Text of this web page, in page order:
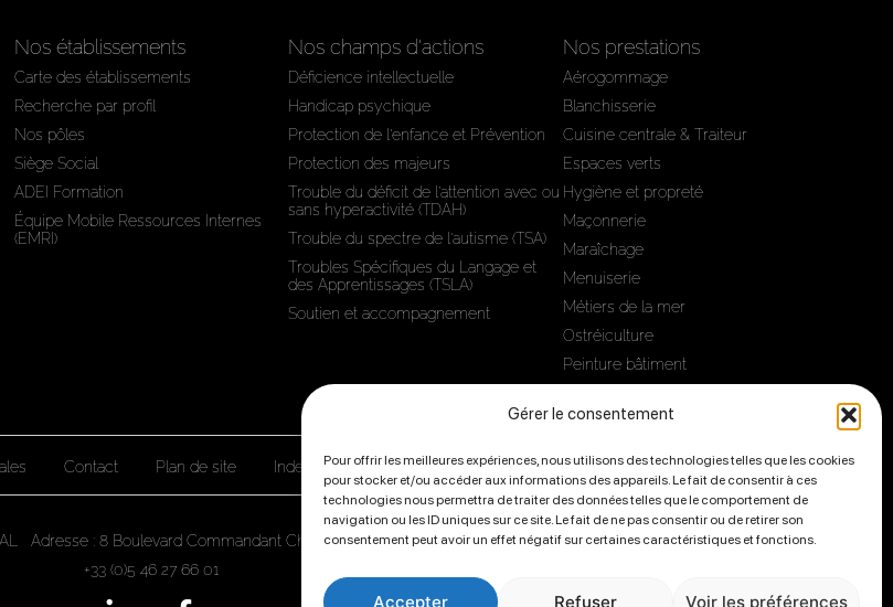
Gérer le consentement
Pour offrir les meilleures expériences, nous utilisons des technologies telles que les cookies
pour stocker et/ou accéder aux informations des appareils. Le fait de consentir à ces
technologies nous permettra de traiter des données telles que le comportement de
navigation ou les ID uniques sur ce site. Le fait de ne pas consentir ou de retirer son
consentement peut avoir un effet négatif sur certaines caractéristiques et fonctions.
Accepter Refuser Voir les préférences
Nos établissements
Carte des établissements
Recherche par profil
Nos pôles
Siège Social
ADEI Formation
Équipe Mobile Ressources Internes
(EMRI)
Nos champs d'actions
Déficience intellectuelle
Handicap psychique
Protection de l'enfance et Prévention
Protection des majeurs
Trouble du déficit de l’attention avec ou
sans hyperactivité (TDAH)
Trouble du spectre de l'autisme (TSA)
Troubles Spécifiques du Langage et
des Apprentissages (TSLA)
Soutien et accompagnement
Nos prestations
Aérogommage
Blanchisserie
Cuisine centrale & Traiteur
Espaces verts
Hygiène et propreté
Maçonnerie
Maraîchage
Menuiserie
Métiers de la mer
Ostréiculture
Peinture bâtiment
Contact Plan de site Index de l'égalité professionnelle homme/femme
Adresse : 8 Boulevard Commandant Charcot AYTRE 17440
+33 (0)5 46 27 66 01